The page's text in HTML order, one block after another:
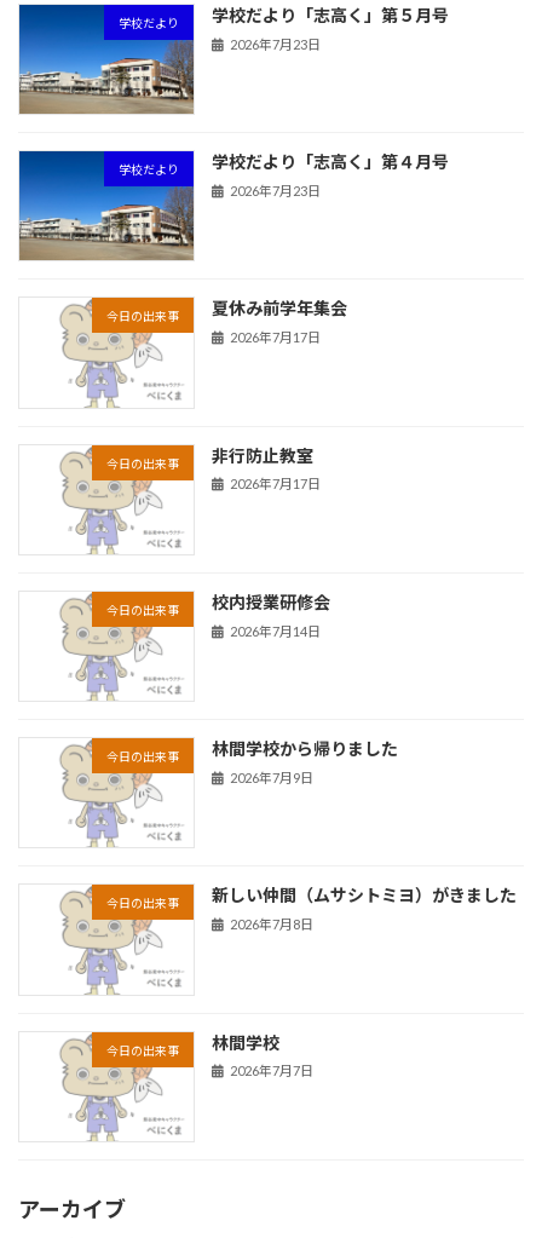
学校だより 学校だより「志高く」第５月号
2026年7月23日
学校だより 学校だより「志高く」第４月号
2026年7月23日
今日の出来事 夏休み前学年集会
2026年7月17日
今日の出来事 非行防止教室
2026年7月17日
今日の出来事 校内授業研修会
2026年7月14日
今日の出来事 林間学校から帰りました
2026年7月9日
今日の出来事 新しい仲間（ムサシトミヨ）がきました
2026年7月8日
今日の出来事 林間学校
2026年7月7日
アーカイブ